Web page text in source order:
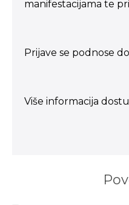
manifestacijama te
Prijave se podnose
Više informacija